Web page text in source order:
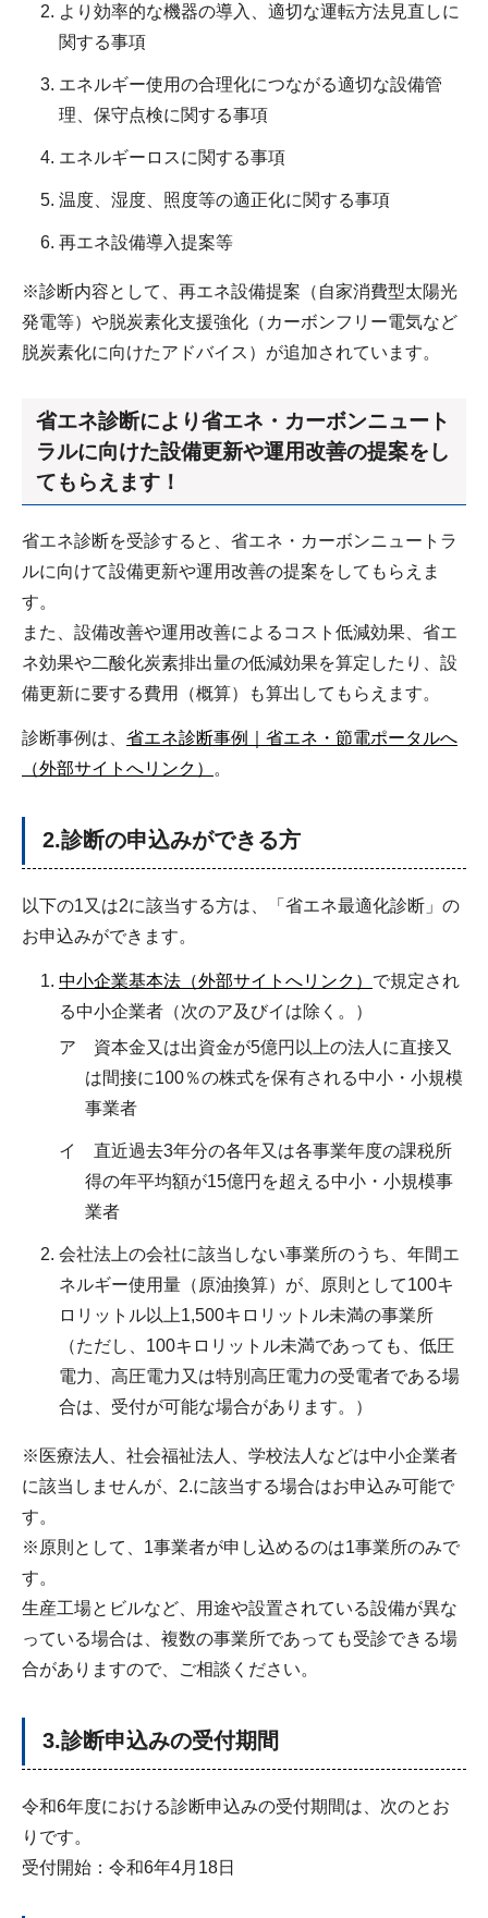
より効率的な機器の導入、適切な運転方法見直しに
関する事項
エネルギー使用の合理化につながる適切な設備管
理、保守点検に関する事項
エネルギーロスに関する事項
温度、湿度、照度等の適正化に関する事項
再エネ設備導入提案等
※診断内容として、再エネ設備提案（自家消費型太陽光
発電等）や脱炭素化支援強化（カーボンフリー電気など
脱炭素化に向けたアドバイス）が追加されています。
省エネ診断により省エネ・カーボンニュート
ラルに向けた設備更新や運用改善の提案をし
てもらえます！
省エネ診断を受診すると、省エネ・カーボンニュートラ
ルに向けて設備更新や運用改善の提案をしてもらえま
す。
また、設備改善や運用改善によるコスト低減効果、省エ
ネ効果や二酸化炭素排出量の低減効果を算定したり、設
備更新に要する費用（概算）も算出してもらえます。
診断事例は、 省エネ診断事例｜省エネ・節電ポータルへ
（外部サイトへリンク）
。
2.診断の申込みができる方
以下の1又は2に該当する方は、「省エネ最適化診断」の
お申込みができます。
中小企業基本法（外部サイトへリンク） で規定され
る中小企業者（次のア及びイは除く。）
ア 資本金又は出資金が5億円以上の法人に直接又
は間接に100％の株式を保有される中小・小規模
事業者
イ 直近過去3年分の各年又は各事業年度の課税所
得の年平均額が15億円を超える中小・小規模事
業者
会社法上の会社に該当しない事業所のうち、年間エ
ネルギー使用量（原油換算）が、原則として100キ
ロリットル以上1,500キロリットル未満の事業所
（ただし、100キロリットル未満であっても、低圧
電力、高圧電力又は特別高圧電力の受電者である場
合は、受付が可能な場合があります。）
※医療法人、社会福祉法人、学校法人などは中小企業者
に該当しませんが、2.に該当する場合はお申込み可能で
す。
※原則として、1事業者が申し込めるのは1事業所のみで
す。
生産工場とビルなど、用途や設置されている設備が異な
っている場合は、複数の事業所であっても受診できる場
合がありますので、ご相談ください。
3.診断申込みの受付期間
令和6年度における診断申込みの受付期間は、次のとお
りです。
受付開始：令和6年4月18日